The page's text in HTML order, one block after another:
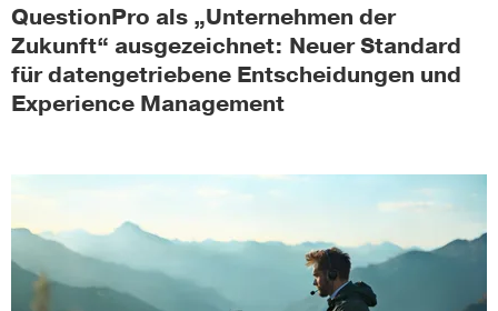
QuestionPro als „Unternehmen der
Zukunft“ ausgezeichnet: Neuer Standard
für datengetriebene Entscheidungen und
Experience Management